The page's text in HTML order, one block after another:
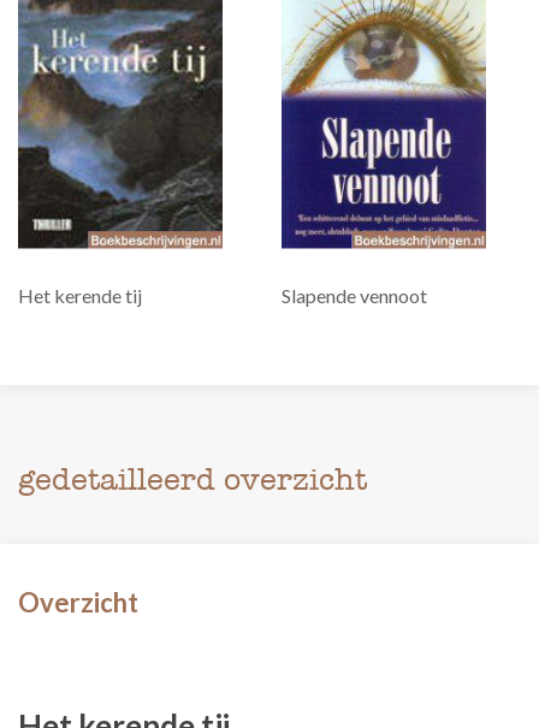
Het kerende tij Slapende vennoot
gedetailleerd overzicht
Overzicht